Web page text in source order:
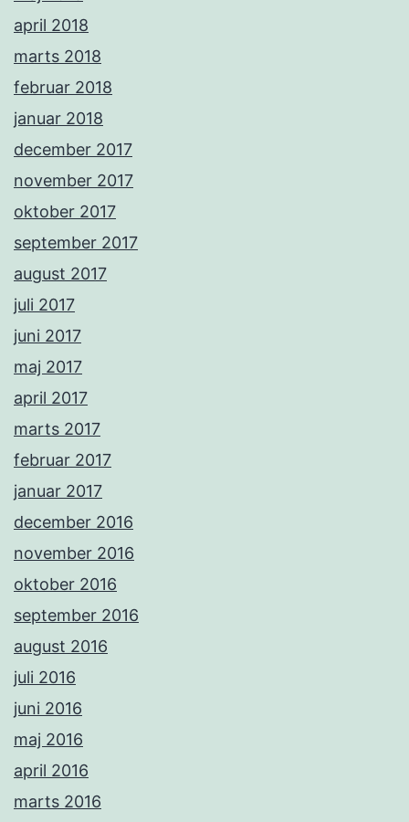
april 2018
marts 2018
februar 2018
januar 2018
december 2017
november 2017
oktober 2017
september 2017
august 2017
juli 2017
juni 2017
maj 2017
april 2017
marts 2017
februar 2017
januar 2017
december 2016
november 2016
oktober 2016
september 2016
august 2016
juli 2016
juni 2016
maj 2016
april 2016
marts 2016